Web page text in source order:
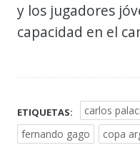
y los jugadores
capacidad en el
ETIQUETAS: carlos
fernando gago
copa